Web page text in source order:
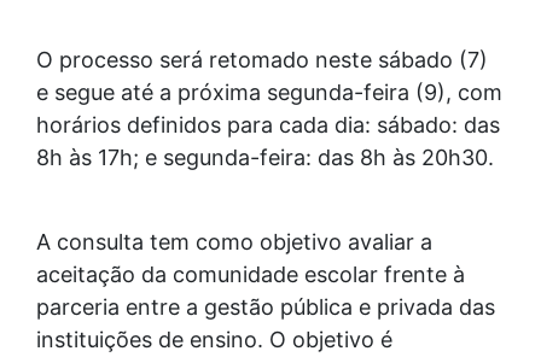
O processo será retomado neste sábado (7)
e segue até a próxima segunda-feira (9), com
horários definidos para cada dia: sábado: das
8h às 17h; e segunda-feira: das 8h às 20h30.
A consulta tem como objetivo avaliar a
aceitação da comunidade escolar frente à
parceria entre a gestão pública e privada das
instituições de ensino. O objetivo é